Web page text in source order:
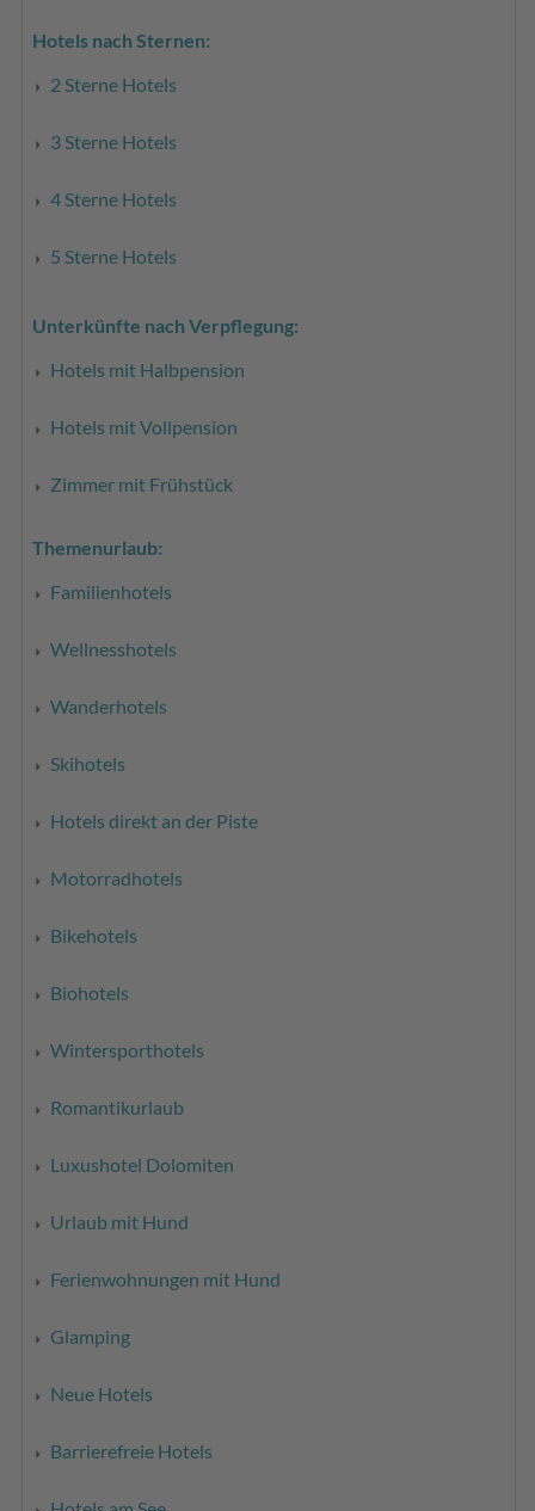
Hotels nach Sternen:
2 Sterne Hotels
3 Sterne Hotels
4 Sterne Hotels
5 Sterne Hotels
Unterkünfte nach Verpflegung:
Hotels mit Halbpension
Hotels mit Vollpension
Zimmer mit Frühstück
Themenurlaub:
Familienhotels
Wellnesshotels
Wanderhotels
Skihotels
Hotels direkt an der Piste
Motorradhotels
Bikehotels
Biohotels
Wintersporthotels
Romantikurlaub
Luxushotel Dolomiten
Urlaub mit Hund
Ferienwohnungen mit Hund
Glamping
Neue Hotels
Barrierefreie Hotels